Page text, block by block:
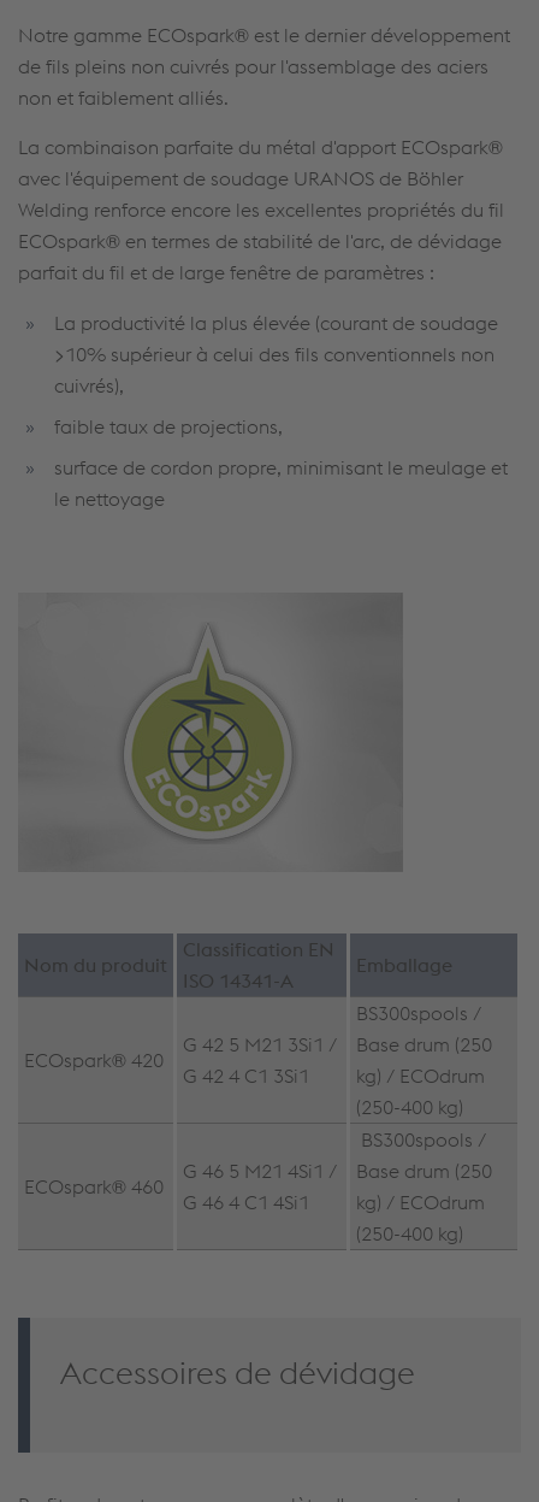
Notre gamme ECOspark® est le dernier développement
de fils pleins non cuivrés pour l'assemblage des aciers
non et faiblement alliés.
La combinaison parfaite du métal d'apport ECOspark®
avec l'équipement de soudage URANOS de Böhler
Welding renforce encore les excellentes propriétés du fil
ECOspark® en termes de stabilité de l'arc, de dévidage
parfait du fil et de large fenêtre de paramètres :
La productivité la plus élevée (courant de soudage
>10% supérieur à celui des fils conventionnels non
cuivrés),
faible taux de projections,
surface de cordon propre, minimisant le meulage et
le nettoyage
Nom du produit
Classification EN
ISO 14341-A
Emballage
ECOspark® 420
G 42 5 M21 3Si1 /
G 42 4 C1 3Si1
BS300spools /
Base drum (250
kg) / ECOdrum
(250-400 kg)
ECOspark® 460
G 46 5 M21 4Si1 /
G 46 4 C1 4Si1
BS300spools /
Base drum (250
kg) / ECOdrum
(250-400 kg)
Accessoires de dévidage